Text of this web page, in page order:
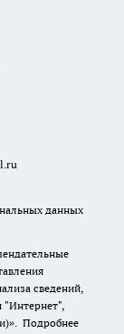
данных
сведений,
"Интернет",
Подробнее